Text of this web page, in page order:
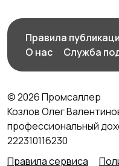
Правила
О нас
Служба
© 2026 Промсаллер
Козлов Олег
профессиональный
222310116230
Правила сервиса